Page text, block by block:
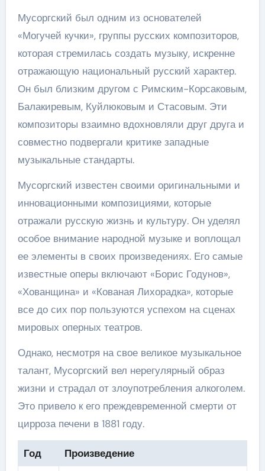
Мусоргский был одним из основателей
«Могучей кучки», группы русских композиторов,
которая стремилась создать музыку, искренне
отражающую национальный русский характер.
Он был близким другом с Римским-Корсаковым,
Балакиревым, Куйлюковым и Стасовым. Эти
композиторы взаимно вдохновляли друг друга и
совместно подвергали критике западные
музыкальные стандарты.
Мусоргский известен своими оригинальными и
инновационными композициями, которые
отражали русскую жизнь и культуру. Он уделял
особое внимание народной музыке и воплощал
ее элементы в своих произведениях. Его самые
известные оперы включают «Борис Годунов»,
«Хованщина» и «Кованая Лихорадка», которые
все до сих пор пользуются успехом на сценах
мировых оперных театров.
Однако, несмотря на свое великое музыкальное
талант, Мусоргский вел нерегулярный образ
жизни и страдал от злоупотребления алкоголем.
Это привело к его преждевременной смерти от
цирроза печени в 1881 году.
Год
Произведение